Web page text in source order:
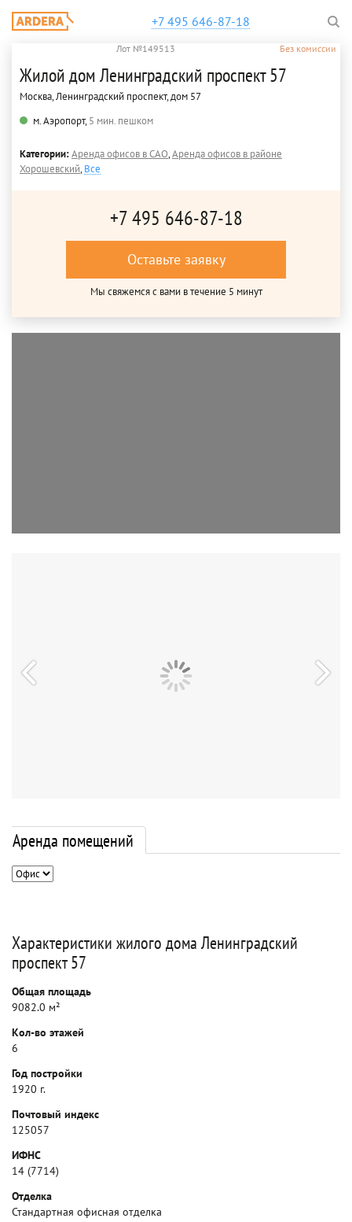
+7 495 646-87-18
Лот №149513 Без комиссии
Жилой дом Ленинградский проспект 57
Москва, Ленинградский проспект, дом 57
м. Аэропорт,5 мин. пешком
Категории:Аренда офисов в САО,Аренда офисов в районе
Хорошевский,Все
+7 495 646-87-18
Оставьте заявку
Мы свяжемся с вами в течение 5 минут
Аренда помещений
Характеристики жилого дома Ленинградский
проспект 57
Общая площадь
9082.0 м²
Кол-во этажей
6
Год постройки
1920 г.
Почтовый индекс
125057
ИФНС
14 (7714)
Отделка
Стандартная офисная отделка